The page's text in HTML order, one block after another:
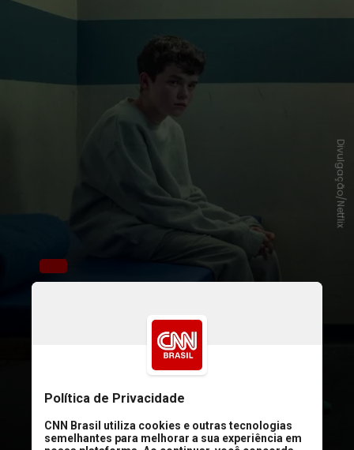
muitos pais passaram a discutir os
temas abordados com seus filhos
após assistir à produção
Divulgação/Netflix